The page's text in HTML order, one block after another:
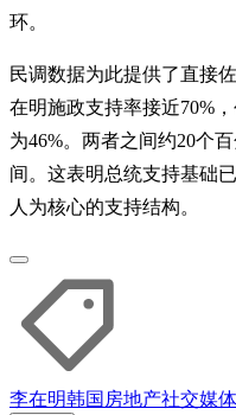
环。
民调数据为此提供了直接
在明施政支持率接近70%
为46%。两者之间约20个
间。这表明总统支持基础
人为核心的支持结构。
李在明韩国 房地产社交媒体